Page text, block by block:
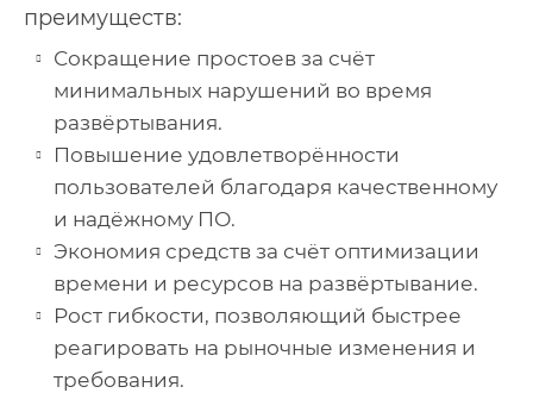
преимуществ:
Сокращение простоев за счёт
минимальных нарушений во время
развёртывания.
Повышение удовлетворённости
пользователей благодаря качественному
и надёжному ПО.
Экономия средств за счёт оптимизации
времени и ресурсов на развёртывание.
Рост гибкости, позволяющий быстрее
реагировать на рыночные изменения и
требования.